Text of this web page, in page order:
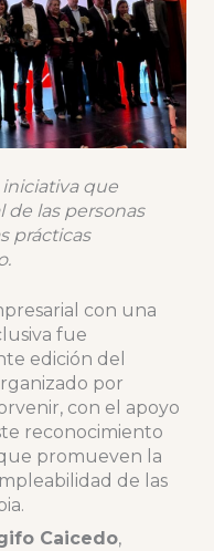
que
las personas
prácticas
con una
fue
edición del
por
con el apoyo
reconocimiento
promueven la
de las
Caicedo,